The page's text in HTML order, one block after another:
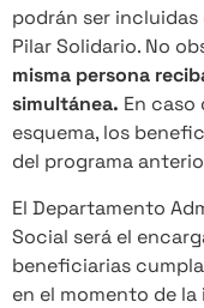
podrán ser incluidas
Pilar Solidario. No
misma persona
simultánea. En caso
esquema, los
del programa
El Departamento
Social será el
beneficiarias
en el momento de